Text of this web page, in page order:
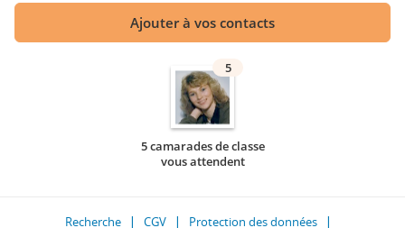
Ajouter à vos contacts
5
5 camarades de classe
vous attendent
Recherche CGV Protection des données